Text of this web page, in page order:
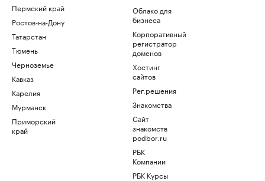
Пермский край
Ростов-на-Дону
Татарстан
Тюмень
Черноземье
Кавказ
Карелия
Мурманск
Приморский
край
Облако для
бизнеса
Корпоративный
регистратор
доменов
Хостинг
сайтов
Рег.решения
Знакомства
Сайт
знакомств
podbor.ru
РБК
Компании
РБК Курсы